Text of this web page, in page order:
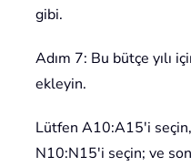
gibi.
Adım 7: Bu bütçe yılı
ekleyin.
Lütfen A10:A15'i seçin,
N10:N15'i seçin; ve